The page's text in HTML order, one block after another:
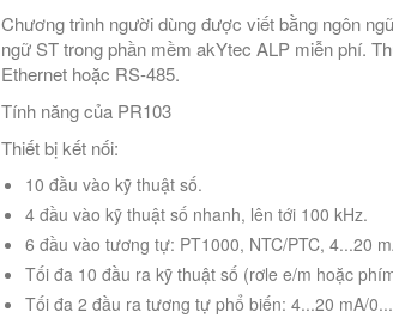
Chương trình người dùng được viết bằng ngôn
ngữ ST trong phần mềm akYtec ALP miễn phí.
Ethernet hoặc RS-485.
Tính năng của PR103
Thiết bị kết nối:
10 đầu vào kỹ thuật số.
4 đầu vào kỹ thuật số nhanh, lên tới 100 kHz.
6 đầu vào tương tự: PT1000, NTC/PTC, 4...20
Tối đa 10 đầu ra kỹ thuật số (rơle e/m hoặc
Tối đa 2 đầu ra tương tự phổ biến: 4...20 mA/